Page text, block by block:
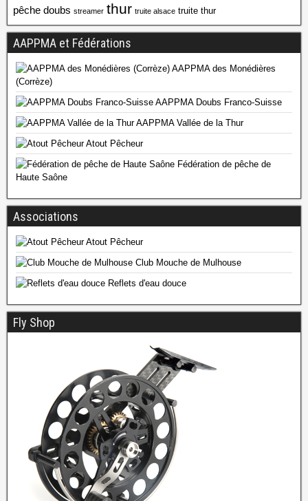
pêche doubs streamer thur truite alsace truite thur
AAPPMA et Fédérations
AAPPMA des Monédières
(Corrèze)
AAPPMA Doubs Franco-Suisse
AAPPMA Vallée de la Thur
Atout Pêcheur
Fédération de pêche de
Haute Saône
Associations
Atout Pêcheur
Club Mouche de Mulhouse
Reflets d'eau douce
Fly Shop